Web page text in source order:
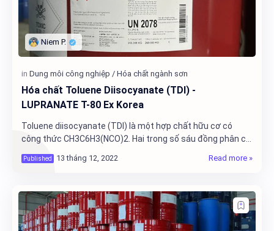
Hóa chất Toluene Diisocyanate (TDI) -
LUPRANATE T-80 Ex Korea
Toluene diisocyanate (TDI) là một hợp chất hữu cơ có
công thức CH3C6H3(NCO)2. Hai trong số sáu đồng phân có